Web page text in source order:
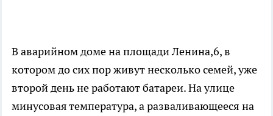
В аварийном доме на площади Ленина,6, в
котором до сих пор живут несколько семей, уже
второй день не работают батареи. На улице
минусовая температура, а разваливающееся на